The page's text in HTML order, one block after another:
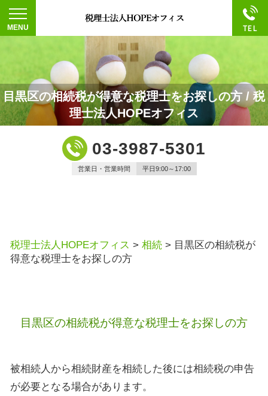
目黒区の相続税が得意な税理士をお探しの方 / 税
理士法人HOPEオフィス
03-3987-5301
営業日・営業時間 平日9:00～17:00
税理士法人HOPEオフィス > 相続 > 目黒区の相続税が
得意な税理士をお探しの方
目黒区の相続税が得意な税理士をお探しの方
被相続人から相続財産を相続した後には相続税の申告
が必要となる場合があります。